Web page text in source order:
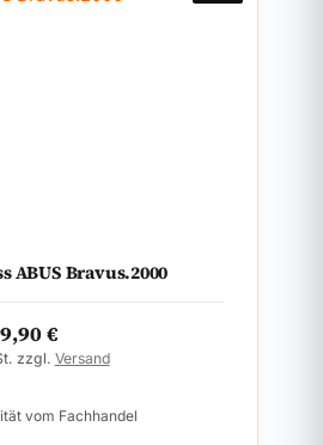
ABUS Bravus.2000
€
zzgl. Versand
vom Fachhandel